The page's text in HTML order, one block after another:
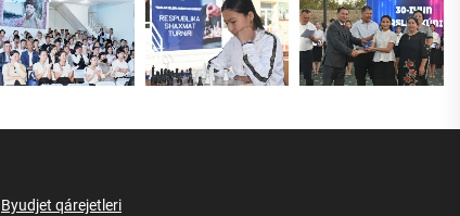
Byudjet qárejetleri